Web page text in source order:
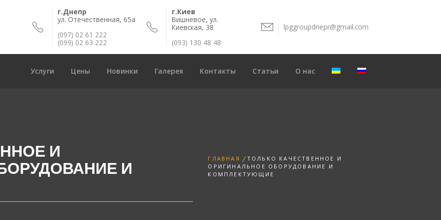
г.Днепр
ул. Отечественная, 65а
(097) 02 61 222
(099) 02 63 222
г.Киев
Вишневое, ул.
Киевская, 38
(093) 130 48 48
lpggroupdnepr@gmail.com
Услуги Цены Новинки Галерея Контакты Статьи О нас
И
И ГЛАВНАЯ
ТОЛЬКО КАЧЕСТВЕННОЕ И
ОРИГИНАЛЬНОЕ ОБОРУДОВАНИЕ И
КОМПЛЕКТУЮЩИЕ